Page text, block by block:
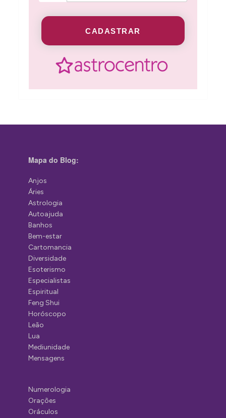
CADASTRAR
Mapa do Blog:
Anjos
Áries
Astrologia
Autoajuda
Banhos
Bem-estar
Cartomancia
Diversidade
Esoterismo
Especialistas
Espiritual
Feng Shui
Horóscopo
Leão
Lua
Mediunidade
Mensagens
Numerologia
Orações
Oráculos